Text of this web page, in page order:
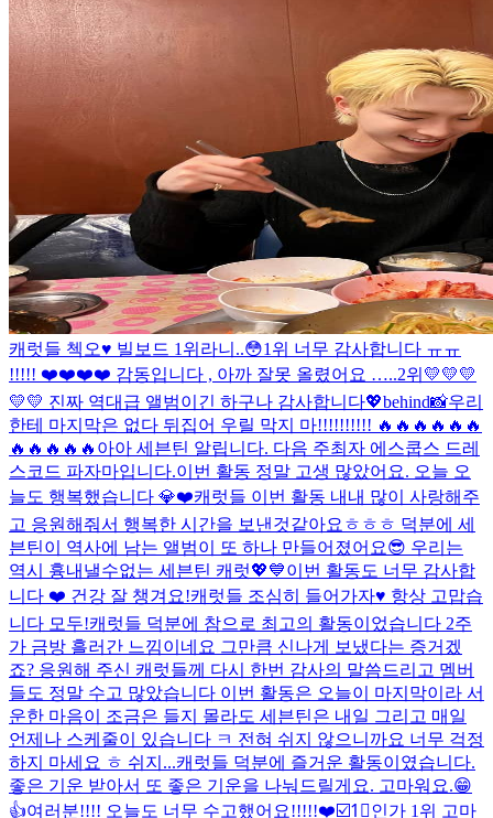
캐럿들 첵오♥️ 빌보드 1위라니..😳1위 너무 감사합니다 ㅠㅠ
!!!!! ❤️❤️❤️❤️ 감동입니다 , 아까 잘못 올렸어요 …..2위💛💛💛
💛💛 진짜 역대급 앨범이긴 하구나 감사합니다💖behind📸우리
한테 마지막은 없다 뒤집어 우릴 막지 마!!!!!!!!!! 🔥🔥🔥🔥🔥🔥
🔥🔥🔥🔥🔥 아아 세븐틴 알립니다. 다음 주최자 에스쿱스 드레
스코드 파자마입니다.이번 활동 정말 고생 많았어요. 오늘 오
늘도 행복했습니다 💎❤️캐럿들 이번 활동 내내 많이 사랑해주
고 응원해줘서 행복한 시간을 보낸것같아요ㅎㅎㅎ 덕분에 세
븐틴이 역사에 남는 앨범이 또 하나 만들어졌어요😎 우리는
역시 흉내낼수없는 세븐틴 캐럿💖💙이번 활동도 너무 감사합
니다 ❤️ 건강 잘 챙겨요!캐럿들 조심히 들어가자♥️ 항상 고맙습
니다 모두!캐럿들 덕분에 참으로 최고의 활동이었습니다 2주
가 금방 흘러간 느낌이네요 그만큼 신나게 보냈다는 증거겠
죠? 응원해 주신 캐럿들께 다시 한번 감사의 말씀드리고 멤버
들도 정말 수고 많았습니다 이번 활동은 오늘이 마지막이라 서
운한 마음이 조금은 들지 몰라도 세븐틴은 내일 그리고 매일
언제나 스케줄이 있습니다 ㅋ 전혀 쉬지 않으니까요 너무 걱정
하지 마세요 ㅎ 쉬지...캐럿들 덕분에 즐거운 활동이였습니다.
좋은 기운 받아서 또 좋은 기운을 나눠드릴게요. 고마워요.😁
👍여러분!!!! 오늘도 너무 수고했어요!!!!!❤️☑️1⃣️인가 1위 고마